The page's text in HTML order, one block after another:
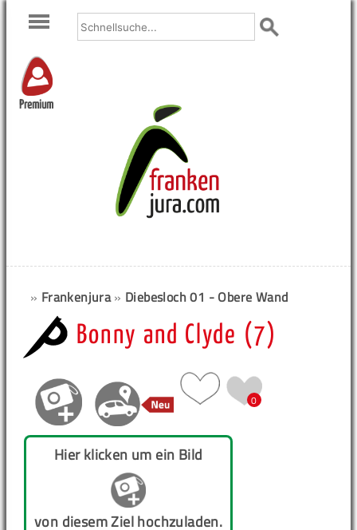
Premium
» Frankenjura» Diebesloch 01 - Obere Wand
Bonny and Clyde (7)
0
Hier klicken um ein Bild
von diesem Ziel hochzuladen.